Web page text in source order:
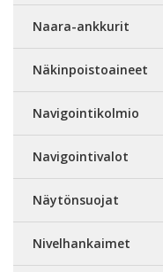
Naara-ankkurit
Näkinpoistoaineet
Navigointikolmio
Navigointivalot
Näytönsuojat
Nivelhankaimet